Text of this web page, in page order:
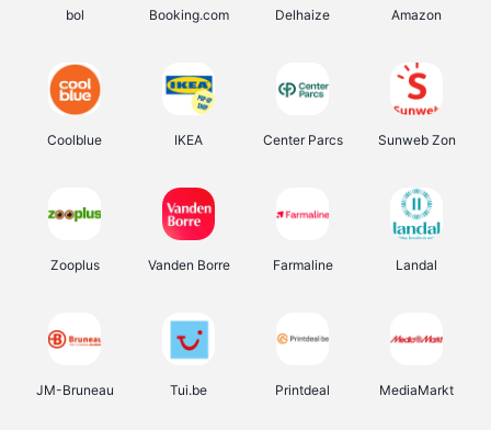
bol Booking.com Delhaize Amazon
Coolblue IKEA Center Parcs Sunweb Zon
Zooplus Vanden Borre Farmaline Landal
JM-Bruneau Tui.be Printdeal MediaMarkt